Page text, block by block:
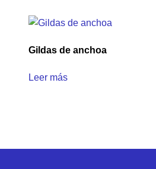
Gildas de anchoa
Leer más